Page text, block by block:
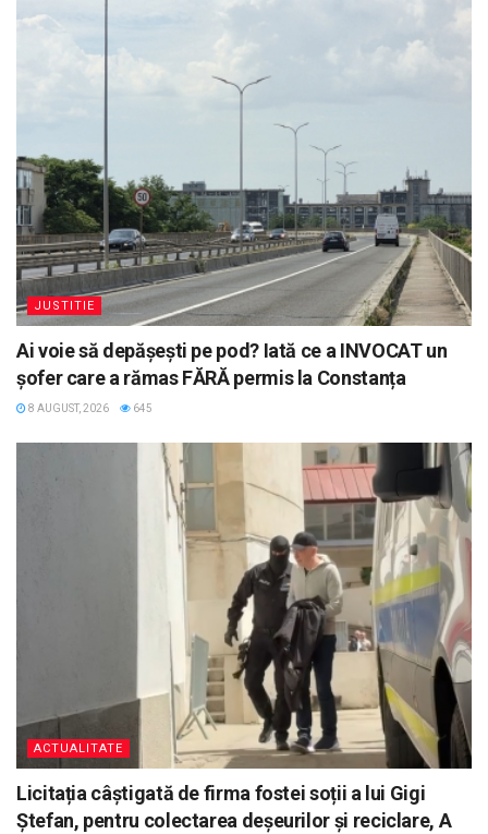
JUSTITIE
Ai voie să depășești pe pod? Iată ce a INVOCAT un
șofer care a rămas FĂRĂ permis la Constanța
8 AUGUST, 2026 645
ACTUALITATE
Licitația câștigată de firma fostei soții a lui Gigi
Ștefan, pentru colectarea deșeurilor și reciclare, A